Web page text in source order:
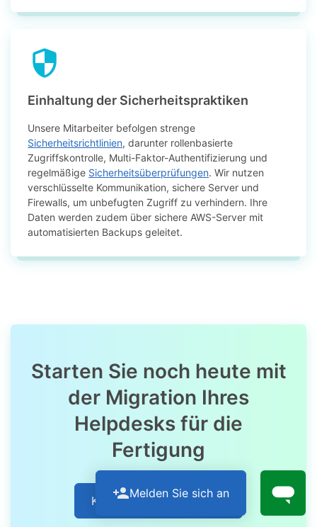
Einhaltung der Sicherheitspraktiken
Unsere Mitarbeiter befolgen strenge
Sicherheitsrichtlinien, darunter rollenbasierte
Zugriffskontrolle, Multi-Faktor-Authentifizierung und
regelmäßige Sicherheitsüberprüfungen. Wir nutzen
verschlüsselte Kommunikation, sichere Server und
Firewalls, um unbefugten Zugriff zu verhindern. Ihre
Daten werden zudem über sichere AWS-Server mit
automatisierten Backups geleitet.
Starten Sie noch heute mit
der Migration Ihres
Helpdesks für die
Fertigung
Kostenlose Demo starten
Melden Sie sich an